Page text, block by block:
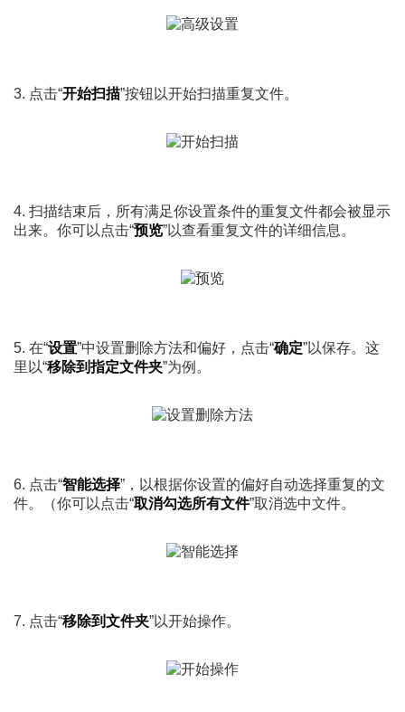
3. 点击“开始扫描”按钮以开始扫描重复文件。
4. 扫描结束后，所有满足你设置条件的重复文件都会被显示
出来。你可以点击“预览”以查看重复文件的详细信息。
5. 在“设置”中设置删除方法和偏好，点击“确定”以保存。这
里以“移除到指定文件夹”为例。
6. 点击“智能选择”，以根据你设置的偏好自动选择重复的文
件。（你可以点击“取消勾选所有文件”取消选中文件。
7. 点击“移除到文件夹”以开始操作。